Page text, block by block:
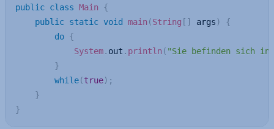
public class Main
{
public static void main (String [ ] args )
{
do {
System. out . println ( "Sie befinden sich
}
while(true) ;
}
}